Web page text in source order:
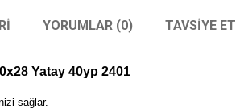
YORUMLAR (0) TAVSIYE ET
Yatay 40yp 2401
sağlar.